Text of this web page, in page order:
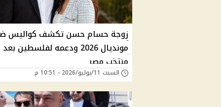
زوجة حسام حسن تكشف كواليس
مونديال 2026 ودعمه لفلسطين
منتخب مصر
السبت 11/يوليو/2026 - 10:51 م